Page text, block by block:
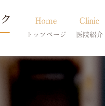
Home
トップページ
Clinic
医院紹介
当院のご紹介